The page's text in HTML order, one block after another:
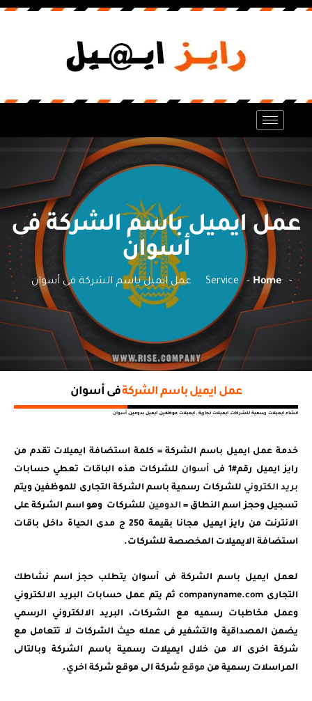
عمل ايميل باسم الشركة فى
أسوان
Home
Service عمل ايميل باسم الشركة فى أسوان
عمل ايميل باسم الشركةفى أسوان
انشاء ايميلات رسمية للشركات, ايميلات تجارية , ايميلات موظفين, ايميل بدومين, أسوان
خدمة عمل ايميل باسم الشركة = كلمة استضافة ايميلات تقدم من
رايز ايميل رقم#1 فى
أسوان للشركات هذه الباقات تعطي حسابات
بريد الكتروني للشركات رسمية باسم الشركة التجارى للموظفين ويتم
تسجيل وحجز اسم النطاق = الدومين للشركات وهو اسم الشركة على
الانترنت من رايز ايميل مجانا بقيمة 250 ج مدى الحياة داخل باقات
استضافة الايميلات المخصصة للشركات.
لعمل ايميل باسم الشركة فى أسوان يتطلب حجز اسم نشاطك
التجارى companyname.com ثم يتم عمل حسابات البريد الالكتروني
وعمل مخاطبات رسميه مع الشركات، البريد الالكتروني الرسمي
يضمن المصداقية والتشفير فى عمله حيث الشركات لا تتعامل مع
شركة اخرى الا من خلال ايميلات رسمية باسم الشركة وبالتالى
المراسلات رسمية من موقع شركة الى موقع شركة اخري.